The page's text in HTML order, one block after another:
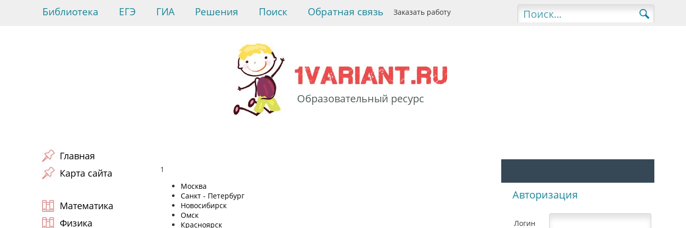
Библиотека ЕГЭ ГИА Решения Поиск Заказать работу
Обратная связь
Образовательный ресурс
Главная
Карта сайта
Математика
Физика
1
Москва
Санкт - Петербург
Новосибирск
Омск
Красноярск
Авторизация
Логин